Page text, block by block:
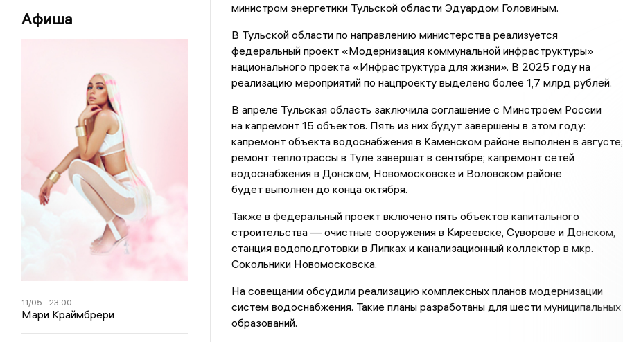
Афиша
11/05 23:00
Мари Краймбрери
министром энергетики Тульской области Эдуардом Головиным.
В Тульской области по направлению министерства реализуется
федеральный проект «Модернизация коммунальной инфраструктуры»
национального проекта «Инфраструктура для жизни». В 2025 году на
реализацию мероприятий по нацпроекту выделено более 1,7 млрд рублей.
В апреле Тульская область заключила соглашение с Минстроем России
на капремонт 15 объектов. Пять из них будут завершены в этом году:
капремонт объекта водоснабжения в Каменском районе выполнен в августе;
ремонт теплотрассы в Туле завершат в сентябре; капремонт сетей
водоснабжения в Донском, Новомосковске и Воловском районе
будет выполнен до конца октября.
Также в федеральный проект включено пять объектов капитального
строительства — очистные сооружения в Киреевске, Суворове и Донском,
станция водоподготовки в Липках и канализационный коллектор в мкр.
Сокольники Новомосковска.
На совещании обсудили реализацию комплексных планов модернизации
систем водоснабжения. Такие планы разработаны для шести муниципальных
образований.